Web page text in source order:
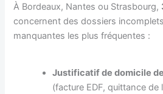
À Bordeaux, Nantes ou Strasbourg,
concernent des dossiers
manquantes les plus fréquentes :
Justificatif de domicile
(facture EDF, quittance de